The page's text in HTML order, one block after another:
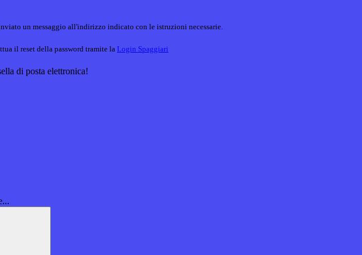
un messaggio all'indirizzo indicato con le istruzioni necessarie.
il reset della password tramite la Login Spaggiari
di posta elettronica!